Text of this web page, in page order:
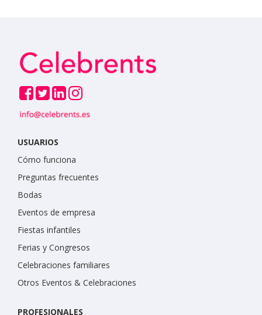
USUARIOS
Cómo funciona
Preguntas frecuentes
Bodas
Eventos de empresa
Fiestas infantiles
Ferias y Congresos
Celebraciones familiares
Otros Eventos & Celebraciones
PROFESIONALES